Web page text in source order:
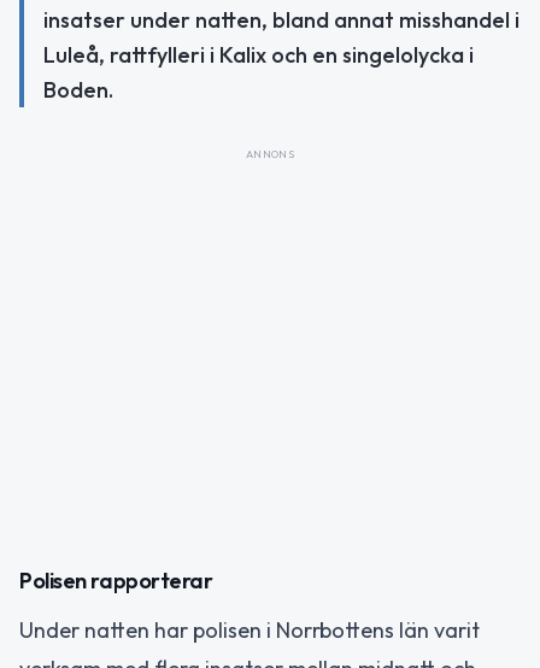
insatser under natten, bland annat misshandel i
Luleå, rattfylleri i Kalix och en singelolycka i
Boden.
ANNONS
Polisen rapporterar
Under natten har polisen i Norrbottens län varit